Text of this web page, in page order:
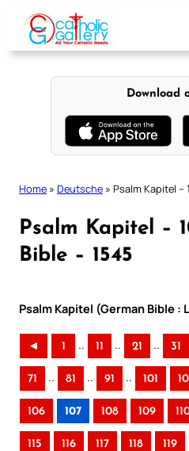
content
Download
Home » Deutsche » Psalm Kapitel –
Psalm Kapitel –
Bible – 1545
Psalm Kapitel (German Bible :
◄ 1 .. 11 .. 21 .. 31
71 .. 81 .. 91 .. 101
106 107 108 109
115 116 117 118 119